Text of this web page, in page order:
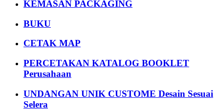
KEMASAN PACKAGING
BUKU
CETAK MAP
PERCETAKAN KATALOG BOOKLET
Perusahaan
UNDANGAN UNIK CUSTOME Desain Sesuai
Selera